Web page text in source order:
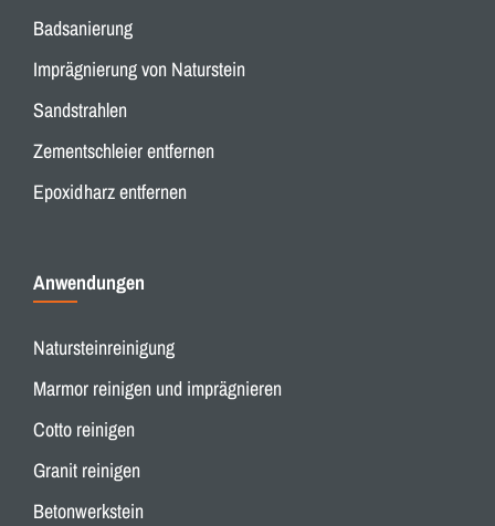
Badsanierung
Imprägnierung von Naturstein
Sandstrahlen
Zementschleier entfernen
Epoxidharz entfernen
Anwendungen
Natursteinreinigung
Marmor reinigen und imprägnieren
Cotto reinigen
Granit reinigen
Betonwerkstein